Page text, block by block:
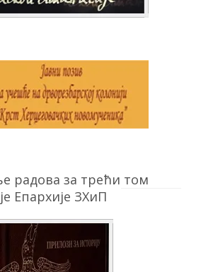
радова за трећи том
Епархије ЗХиП